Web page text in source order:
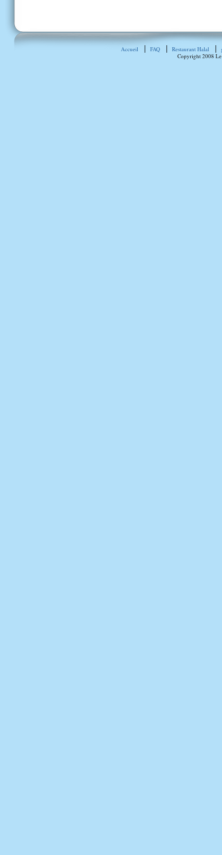
Accueil FAQ Restaurant Halal
Copyright 2008